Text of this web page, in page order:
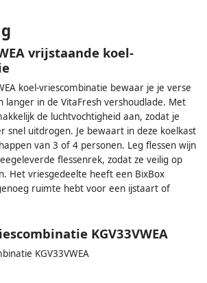
vrijstaande koel-
koel-vriescombinatie bewaar je je verse
langer in de VitaFresh vershoudlade. Met
de luchtvochtigheid aan, zodat je
snel uitdrogen. Je bewaart in deze koelkast
van 3 of 4 personen. Leg flessen wijn
flessenrek, zodat ze veilig op
Het vriesgedeelte heeft een BixBox
ruimte hebt voor een ijstaart of
KGV33VWEA
KGV33VWEA